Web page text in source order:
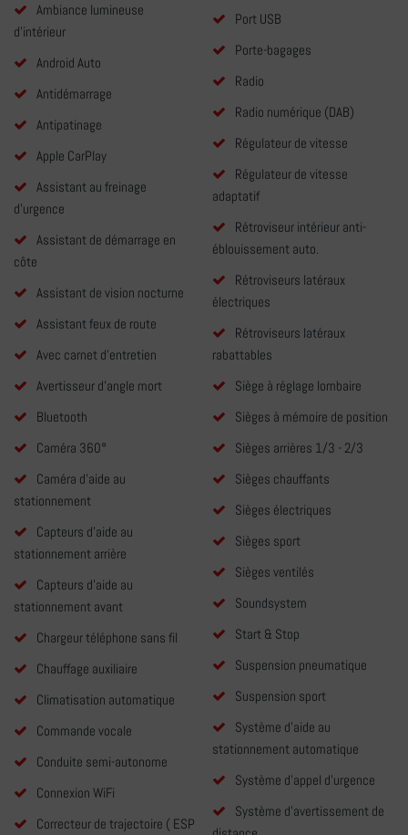
Ambiance lumineuse
d'intérieur
Android Auto
Antidémarrage
Antipatinage
Apple CarPlay
Assistant au freinage
d'urgence
Assistant de démarrage en
côte
Assistant de vision nocturne
Assistant feux de route
Avec carnet d'entretien
Avertisseur d'angle mort
Bluetooth
Caméra 360°
Caméra d'aide au
stationnement
Capteurs d'aide au
stationnement arrière
Capteurs d'aide au
stationnement avant
Chargeur téléphone sans fil
Chauffage auxiliaire
Climatisation automatique
Commande vocale
Conduite semi-autonome
Connexion WiFi
Correcteur de trajectoire ( ESP
Port USB
Porte-bagages
Radio
Radio numérique (DAB)
Régulateur de vitesse
Régulateur de vitesse
adaptatif
Rétroviseur intérieur anti-
éblouissement auto.
Rétroviseurs latéraux
électriques
Rétroviseurs latéraux
rabattables
Siège à réglage lombaire
Sièges à mémoire de position
Sièges arrières 1/3 - 2/3
Sièges chauffants
Sièges électriques
Sièges sport
Sièges ventilés
Soundsystem
Start & Stop
Suspension pneumatique
Suspension sport
Système d'aide au
stationnement automatique
Système d'appel d'urgence
Système d'avertissement de